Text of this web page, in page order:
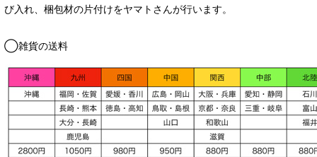
び入れ、梱包材の片付けをヤマトさんが行います。
◯雑貨の送料